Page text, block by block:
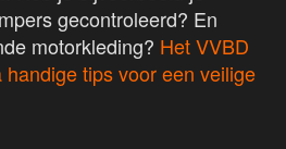
gecontroleerd? En
motorkleding? Het VVBD
tips voor een veilige